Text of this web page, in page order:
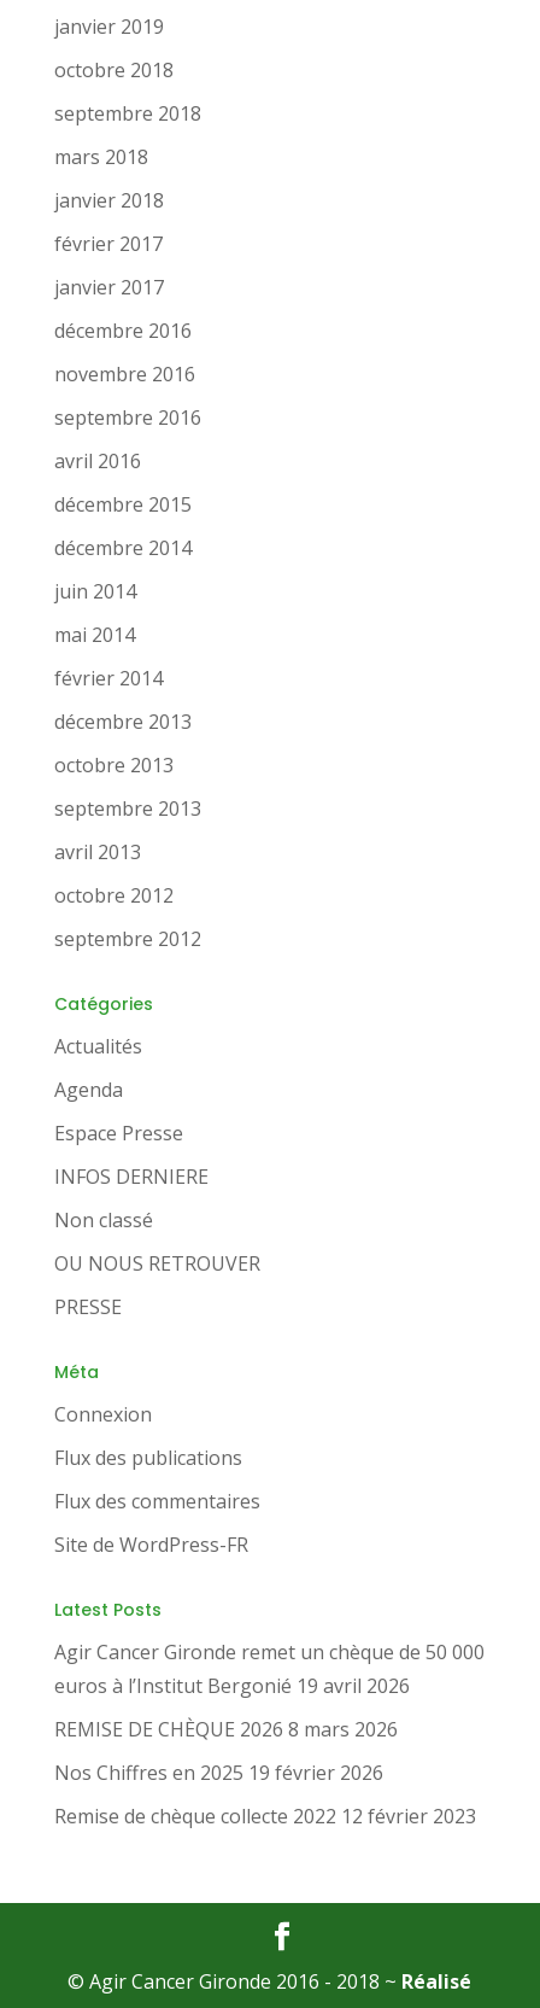
janvier 2019
octobre 2018
septembre 2018
mars 2018
janvier 2018
février 2017
janvier 2017
décembre 2016
novembre 2016
septembre 2016
avril 2016
décembre 2015
décembre 2014
juin 2014
mai 2014
février 2014
décembre 2013
octobre 2013
septembre 2013
avril 2013
octobre 2012
septembre 2012
Catégories
Actualités
Agenda
Espace Presse
INFOS DERNIERE
Non classé
OU NOUS RETROUVER
PRESSE
Méta
Connexion
Flux des publications
Flux des commentaires
Site de WordPress-FR
Latest Posts
Agir Cancer Gironde remet un chèque de 50 000
euros à l’Institut Bergonié 19 avril 2026
REMISE DE CHÈQUE 2026 8 mars 2026
Nos Chiffres en 2025 19 février 2026
Remise de chèque collecte 2022 12 février 2023
© Agir Cancer Gironde 2016 - 2018 ~ Réalisé